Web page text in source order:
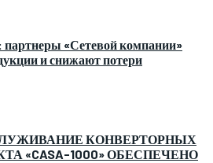
партнеры «Сетевой компании»
и снижают потери
КОНВЕРТОРНЫХ
«CASA-1000» ОБЕСПЕЧЕНО